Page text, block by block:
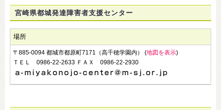
宮崎県都城発達障害者支援センター
場所
〒885-0094 都城市都原町7171（高千穂学園内） (地図を表示)
ＴＥＬ 0986-22-2633 ＦＡＸ 0986-22-2930